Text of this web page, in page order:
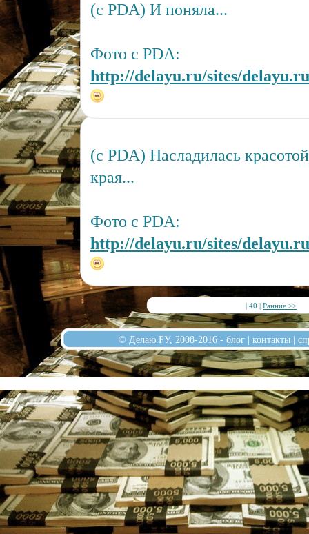
(c PDA) И поняла...
Фото с PDA:
http://delayu.ru/sites/
(c PDA) Насладилась
края...
Фото с PDA:
http://delayu.ru/sites/
| 40 | Ранние >>
© Делаю.РУ, 2008-2016 - блог | контакты |